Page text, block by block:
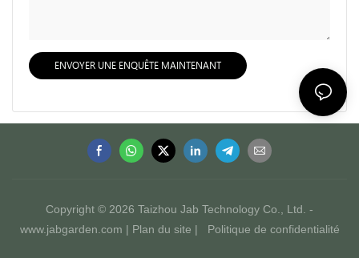
ENVOYER UNE ENQUÊTE MAINTENANT
Copyright © 2026 Taizhou Jab Technology Co., Ltd. -
www.jabgarden.com | Plan du site | Politique de confidentialité